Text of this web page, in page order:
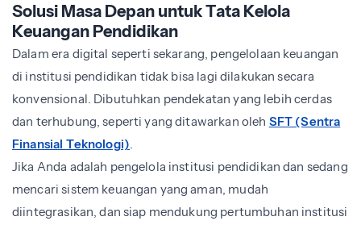
Solusi Masa Depan untuk Tata Kelola
Keuangan Pendidikan
Dalam era digital seperti sekarang, pengelolaan keuangan
di institusi pendidikan tidak bisa lagi dilakukan secara
konvensional. Dibutuhkan pendekatan yang lebih cerdas
dan terhubung, seperti yang ditawarkan oleh SFT (Sentra
Finansial Teknologi).
Jika Anda adalah pengelola institusi pendidikan dan sedang
mencari sistem keuangan yang aman, mudah
diintegrasikan, dan siap mendukung pertumbuhan institusi